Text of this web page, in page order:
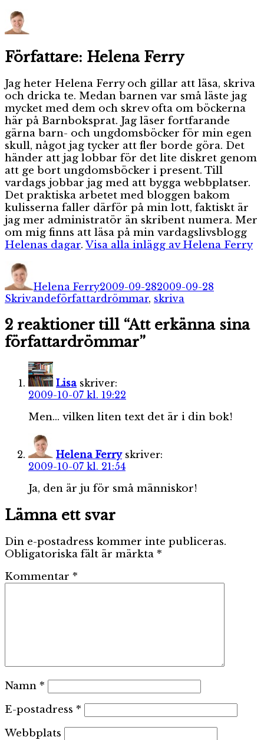
Författare: Helena Ferry
Jag heter Helena Ferry och gillar att läsa, skriva
och dricka te. Medan barnen var små läste jag
mycket med dem och skrev ofta om böckerna
här på Barnboksprat. Jag läser fortfarande
gärna barn- och ungdomsböcker för min egen
skull, något jag tycker att fler borde göra. Det
händer att jag lobbar för det lite diskret genom
att ge bort ungdomsböcker i present. Till
vardags jobbar jag med att bygga webbplatser.
Det praktiska arbetet med bloggen bakom
kulisserna faller därför på min lott, faktiskt är
jag mer administratör än skribent numera. Mer
om mig finns att läsa på min vardagslivsblogg
Helenas dagar. Visa alla inlägg av Helena Ferry
Helena Ferry2009-09-282009-09-28
SkrivandeEtiketter
författardrömmar, skriva
2 reaktioner till “Att erkänna sina
författardrömmar”
Lisa skriver:
2009-10-07 kl. 19:22
Men… vilken liten text det är i din bok!
Helena Ferry skriver:
2009-10-07 kl. 21:54
Ja, den är ju för små människor!
Lämna ett svar
Din e-postadress kommer inte publiceras.
Obligatoriska fält är märkta *
Kommentar *
Namn *
E-postadress *
Webbplats